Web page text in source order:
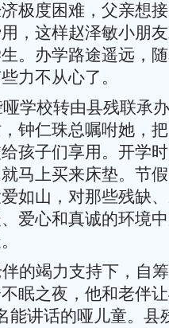
极度困难，父亲想
，这样赵泽敏小朋
。办学路途遥远，
力不从心了。
学校转由县残联承
钟仁珠总嘱咐她，
孩子们享用。开学
马上买来床垫。节
如山，对那些残缺
爱心和真诚的环境
竭力支持下，自筹
眠之夜，他和老伴让
能讲话的哑儿童。县